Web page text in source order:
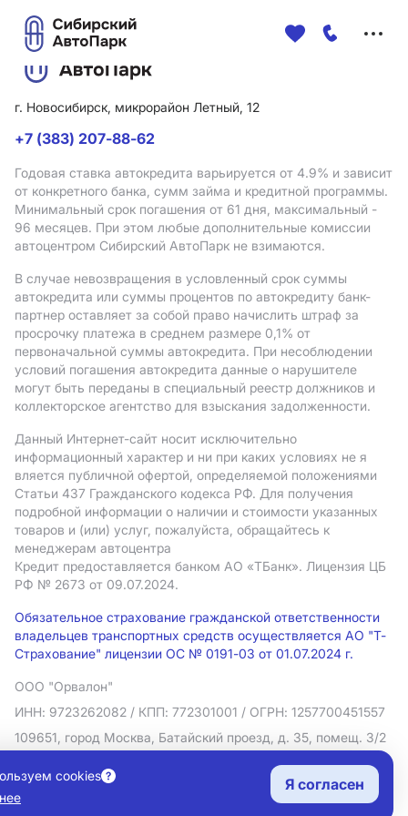
г. Новосибирск, микрорайон Летный, 12
+7 (383) 207-88-62
Годовая ставка автокредита варьируется от 4.9% и зависит
от конкретного банка, сумм займа и кредитной программы.
Минимальный срок погашения от 61 дня, максимальный -
96 месяцев. При этом любые дополнительные комиссии
автоцентром Сибирский АвтоПарк не взимаются.
В случае невозвращения в условленный срок суммы
автокредита или суммы процентов по автокредиту банк-
партнер оставляет за собой право начислить штраф за
просрочку платежа в среднем размере 0,1% от
первоначальной суммы автокредита. При несоблюдении
условий погашения автокредита данные о нарушителе
могут быть переданы в специальный реестр должников и
коллекторское агентство для взыскания задолженности.
Данный Интернет-сайт носит исключительно
информационный характер и ни при каких условиях не я
вляется публичной офертой, определяемой положениями
Статьи 437 Гражданского кодекса РФ. Для получения
подробной информации о наличии и стоимости указанных
товаров и (или) услуг, пожалуйста, обращайтесь к
менеджерам автоцентра
Кредит предоставляется банком АO «ТБанк». Лицензия ЦБ
РФ № 2673 от 09.07.2024.
Обязательное страхование гражданской ответственности
владельцев транспортных средств осуществляется АО "Т-
Страхование" лицензии ОС № 0191-03 от 01.07.2024 г.
ООО "Орвалон"
ИНН: 9723262082 / КПП: 772301001 / ОГРН: 1257700451557
109651, город Москва, Батайский проезд, д. 35, помещ. 3/2
Политика в отношении обработки персональных данных
Согласие на рекламную рассылку
Правовая информация
cookies
Я согласен